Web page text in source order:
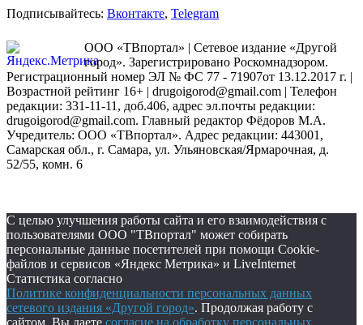
Подписывайтесь: Вконтакте, Telegram
ООО «ТВпортал» | Сетевое издание «Другой
город». Зарегистрировано Роскомнадзором.
Регистрационный номер ЭЛ № ФС 77 - 71907от 13.12.2017 г. |
Возрастной рейтинг 16+ | drugoigorod@gmail.com | Телефон
редакции: 331-11-11, доб.406, адрес эл.почты редакции:
drugoigorod@gmail.com. Главный редактор Фёдоров М.А.
Учредитель: ООО «ТВпортал». Адрес редакции: 443001,
Самарская обл., г. Самара, ул. Ульяновская/Ярмарочная, д.
52/55, комн. 6
С целью улучшения работы сайта и его взаимодействия с
пользователями ООО "ТВпортал" может собирать
персональные данные посетителей при помощи Cookie-
файлов и сервисов «Яндекс Метрика» и LiveInternet
Статистика согласно
Политике конфиденциальности персональных данных
сетевого издания «Другой город». Продолжая работу с
сайтом, Вы даете согласие на обработку персональных